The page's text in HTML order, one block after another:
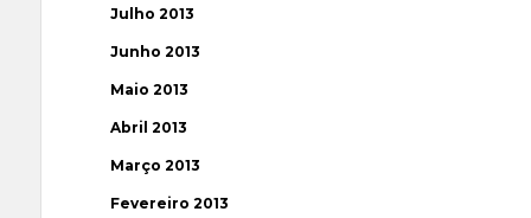
Julho 2013
Junho 2013
Maio 2013
Abril 2013
Março 2013
Fevereiro 2013